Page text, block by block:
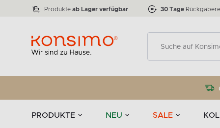
Produkte ab Lager verfügbar 30 Tage
PRODUKTE NEU SALE
Tischgeschirr
zu 50 %
VICTO Anzahl der Produkte:77
ELEGANT Anzahl der Produkte:888